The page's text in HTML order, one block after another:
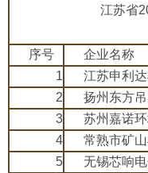
江苏省
序号
企业名称
1
江苏申利
2
扬州东方
3
苏州嘉诺
4
常熟市矿
5
无锡芯响